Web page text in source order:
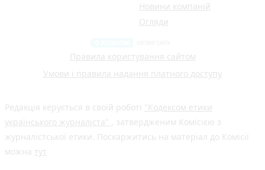
Новини компаній
Огляди
Правила користування сайтом
Умови і правила надання платного доступу
Редакція керується в своїй роботі "Кодексом етики
українського журналіста" , затвердженим Комісією з
журналістської етики. Поскаржитись на матеріал до Комісії
можна тут